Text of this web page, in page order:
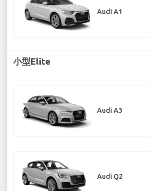
Audi A1
小型Elite
Audi A3
Audi Q2